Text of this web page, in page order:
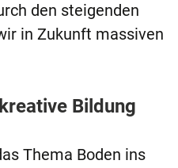
den steigenden
in Zukunft massiven
Bildung
Thema Boden ins